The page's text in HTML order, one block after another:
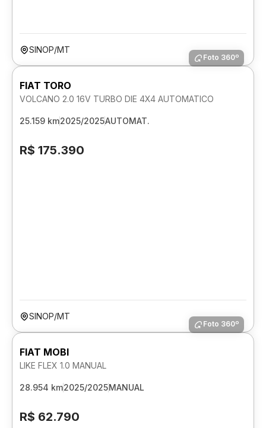
SINOP/MT
Foto 360º
FIAT TORO
VOLCANO 2.0 16V TURBO DIE 4X4 AUTOMATICO
25.159 km2025/2025AUTOMAT.
R$ 175.390
SINOP/MT
Foto 360º
FIAT MOBI
LIKE FLEX 1.0 MANUAL
28.954 km2025/2025MANUAL
R$ 62.790